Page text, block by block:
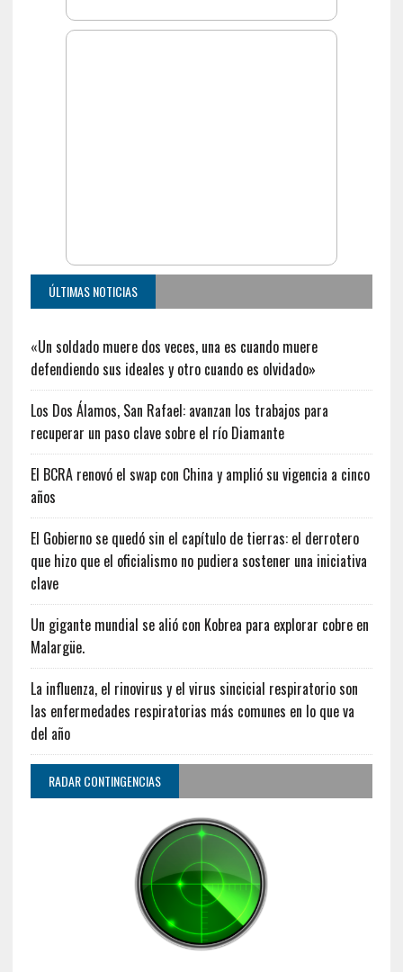
ÚLTIMAS NOTICIAS
«Un soldado muere dos veces, una es cuando muere
defendiendo sus ideales y otro cuando es olvidado»
Los Dos Álamos, San Rafael: avanzan los trabajos para
recuperar un paso clave sobre el río Diamante
El BCRA renovó el swap con China y amplió su vigencia a cinco
años
El Gobierno se quedó sin el capítulo de tierras: el derrotero
que hizo que el oficialismo no pudiera sostener una iniciativa
clave
Un gigante mundial se alió con Kobrea para explorar cobre en
Malargüe.
La influenza, el rinovirus y el virus sincicial respiratorio son
las enfermedades respiratorias más comunes en lo que va
del año
RADAR CONTINGENCIAS